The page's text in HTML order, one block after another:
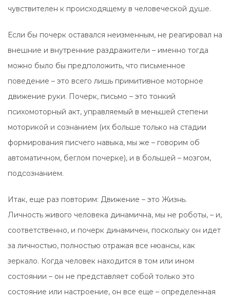
чувствителен к происходящему в человеческой душе.
Если бы почерк оставался неизменным, не реагировал на
внешние и внутренние раздражители – именно тогда
можно было бы предположить, что письменное
поведение – это всего лишь примитивное моторное
движение руки. Почерк, письмо – это тонкий
психомоторный акт, управляемый в меньшей степени
моторикой и сознанием (их больше только на стадии
формирования писчего навыка, мы же – говорим об
автоматичном, беглом почерке), и в большей – мозгом,
подсознанием.
Итак, еще раз повторим: Движение – это Жизнь.
Личность живого человека динамична, мы не роботы, – и,
соответственно, и почерк динамичен, поскольку он идет
за личностью, полностью отражая все нюансы, как
зеркало. Когда человек находится в том или ином
состоянии – он не представляет собой только это
состояние или настроение, он все еще – определенная